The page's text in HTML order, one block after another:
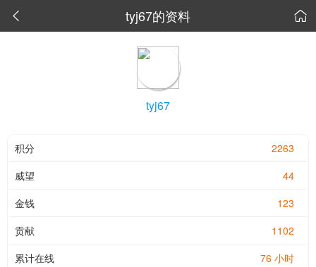
 tyj67的资料 
tyj67
2263
积分
44
威望
123
金钱
1102
贡献
76 小时
累计在线